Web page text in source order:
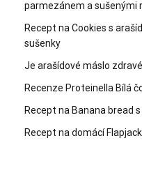
parmezánem a sušenými
Recept na Cookies s
sušenky
Je arašídové máslo
Recenze Proteinella Bílá
Recept na Banana bread
Recept na domácí